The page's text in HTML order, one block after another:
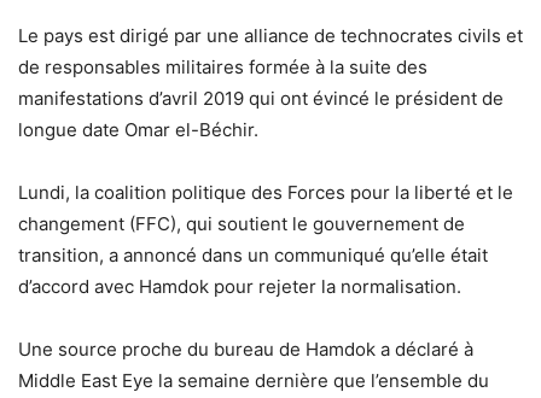
Le pays est dirigé par une alliance de technocrates civils et
de responsables militaires formée à la suite des
manifestations d’avril 2019 qui ont évincé le président de
longue date Omar el-Béchir.
Lundi, la coalition politique des Forces pour la liberté et le
changement (FFC), qui soutient le gouvernement de
transition, a annoncé dans un communiqué qu’elle était
d’accord avec Hamdok pour rejeter la normalisation.
Une source proche du bureau de Hamdok a déclaré à
Middle East Eye la semaine dernière que l’ensemble du